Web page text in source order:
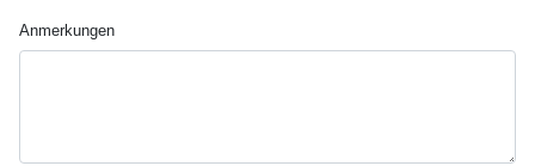
Anmerkungen